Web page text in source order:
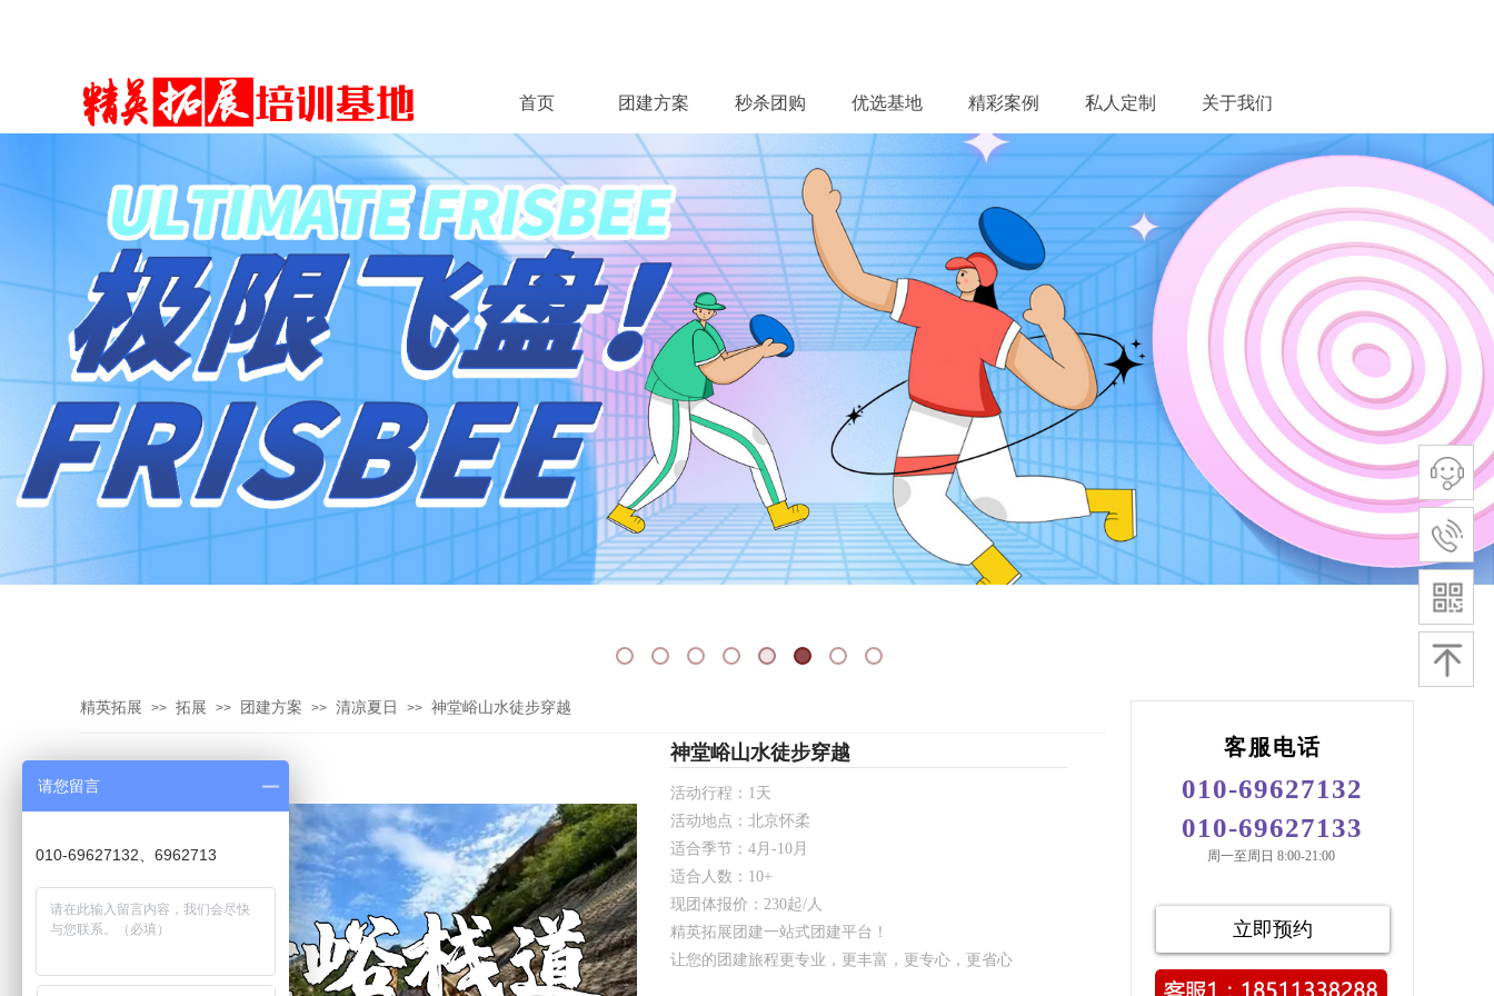
首页 团建方案 秒杀团购 优选基地 精彩案例 私人定制 关于我们
立即预约
客服电话
010-69627132
010-69627133
周一至周日 8:00-21:00
精英拓展 >> 拓展 >> 团建方案 >> 清凉夏日 >> 神堂峪山水徒步穿越
神堂峪山水徒步穿越
活动行程：1天
活动地点：北京怀柔
适合季节：4月-10月
适合人数：10+
现团体报价：230起/人
精英拓展团建一站式团建平台！
让您的团建旅程更专业，更丰富，更专心，更省心
请您留言
010-69627132、6962713